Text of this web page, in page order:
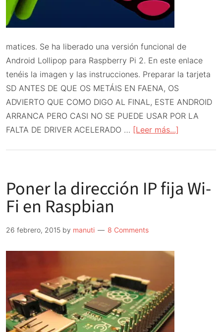
matices. Se ha liberado una versión funcional de
Android Lollipop para Raspberry Pi 2. En este enlace
tenéis la imagen y las instrucciones. Preparar la tarjeta
SD ANTES DE QUE OS METÁIS EN FAENA, OS
ADVIERTO QUE COMO DIGO AL FINAL, ESTE ANDROID
ARRANCA PERO CASI NO SE PUEDE USAR POR LA
FALTA DE DRIVER ACELERADO … [Leer más...]
para
Poner la dirección IP fija Wi-
Fi en Raspbian
26 febrero, 2015 by manuti 8 Comments